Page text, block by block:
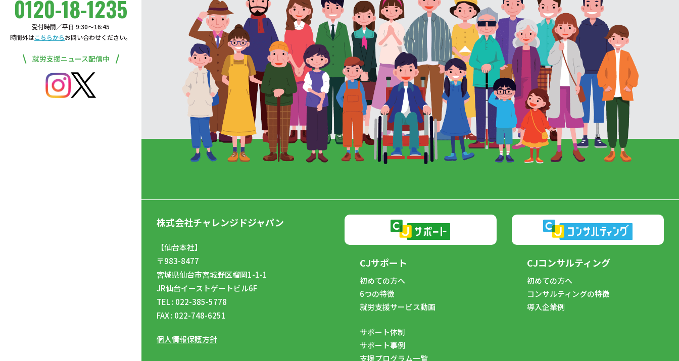
0120-18-1235
受付時間／平日 9:30〜16:45
時間外はこちらからお問い合わせください。
就労支援ニュース配信中
株式会社チャレンジドジャパン
【仙台本社】
〒983-8477
宮城県仙台市宮城野区榴岡1-1-1
JR仙台イーストゲートビル6F
TEL : 022-385-5778
FAX : 022-748-6251
個人情報保護方針
CJサポート
初めての方へ
6つの特徴
就労支援サービス動画
サポート体制
サポート事例
支援プログラム一覧
CJコンサルティング
初めての方へ
コンサルティングの特徴
導入企業例